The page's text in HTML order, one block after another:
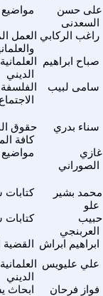
على حسن
السعدنى
العمل راغب الركابي
الديني
صباح ابراهيم
الاجتماع
سامى لبيب
حقوق
كافة
سناء بدري
غازي
الصوراني
محمد بشير
علو
حبيب
العربنجي
القضية ابراهيم ابراش
الديني
علي عليويس
ابحاث فواز فرحان